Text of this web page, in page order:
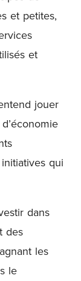
et petites,
et
jouer
qui
dans
des
les
le